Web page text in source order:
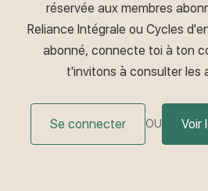
réservée aux membres
Reliance Intégrale ou Cycles
abonné, connecte toi à ton
t'invitons à consulter les
Se connecter OU Voir